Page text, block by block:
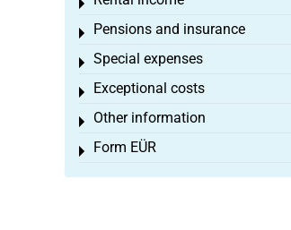
Toggle menu
Pensions and insurance
Toggle menu
Special expenses
Toggle menu
Exceptional costs
Toggle menu
Other information
Toggle menu
Form EÜR
Toggle menu